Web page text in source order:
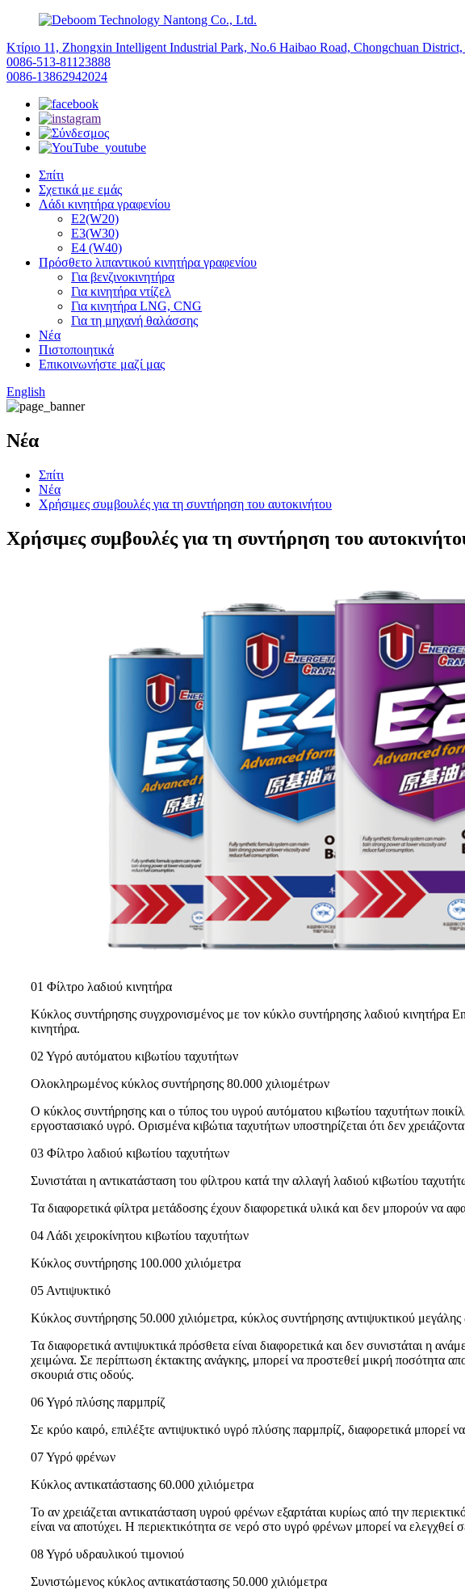
Κτίριο 11, Zhongxin Intelligent Industrial Park, No.6 Haibao Road, Chongchuan
0086-513-81123888
0086-13862942024
Σπίτι
Σχετικά με εμάς
Λάδι κινητήρα γραφενίου
E2(W20)
E3(W30)
E4 (W40)
Πρόσθετο λιπαντικού κινητήρα γραφενίου
Για βενζινοκινητήρα
Για κινητήρα ντίζελ
Για κινητήρα LNG, CNG
Για τη μηχανή θαλάσσης
Νέα
Πιστοποιητικά
Επικοινωνήστε μαζί μας
English
Νέα
Σπίτι
Νέα
Χρήσιμες συμβουλές για τη συντήρηση του αυτοκινήτου
Χρήσιμες συμβουλές για τη συντήρηση του
01 Φίλτρο λαδιού κινητήρα
Κύκλος συντήρησης συγχρονισμένος με τον κύκλο συντήρησης λαδιού κινητήρα
κινητήρα.
02 Υγρό αυτόματου κιβωτίου ταχυτήτων
Ολοκληρωμένος κύκλος συντήρησης 80.000 χιλιομέτρων
Ο κύκλος συντήρησης και ο τύπος του υγρού αυτόματου κιβωτίου ταχυτήτων
εργοστασιακό υγρό. Ορισμένα κιβώτια ταχυτήτων υποστηρίζεται ότι δεν
03 Φίλτρο λαδιού κιβωτίου ταχυτήτων
Συνιστάται η αντικατάσταση του φίλτρου κατά την αλλαγή λαδιού κιβωτίου
Τα διαφορετικά φίλτρα μετάδοσης έχουν διαφορετικά υλικά και δεν μπορούν να
04 Λάδι χειροκίνητου κιβωτίου ταχυτήτων
Κύκλος συντήρησης 100.000 χιλιόμετρα
05 Αντιψυκτικό
Κύκλος συντήρησης 50.000 χιλιόμετρα, κύκλος συντήρησης αντιψυκτικού μεγάλης
Τα διαφορετικά αντιψυκτικά πρόσθετα είναι διαφορετικά και δεν συνιστάται η
χειμώνα. Σε περίπτωση έκτακτης ανάγκης, μπορεί να προστεθεί μικρή ποσότητα
σκουριά στις οδούς.
06 Υγρό πλύσης παρμπρίζ
Σε κρύο καιρό, επιλέξτε αντιψυκτικό υγρό πλύσης παρμπρίζ, διαφορετικά
07 Υγρό φρένων
Κύκλος αντικατάστασης 60.000 χιλιόμετρα
Το αν χρειάζεται αντικατάσταση υγρού φρένων εξαρτάται κυρίως από την
είναι να αποτύχει. Η περιεκτικότητα σε νερό στο υγρό φρένων μπορεί να ελεγχθεί
08 Υγρό υδραυλικού τιμονιού
Συνιστώμενος κύκλος αντικατάστασης 50.000 χιλιόμετρα